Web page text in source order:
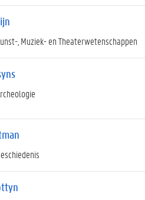
, Muziek- en Theaterwetenschappen